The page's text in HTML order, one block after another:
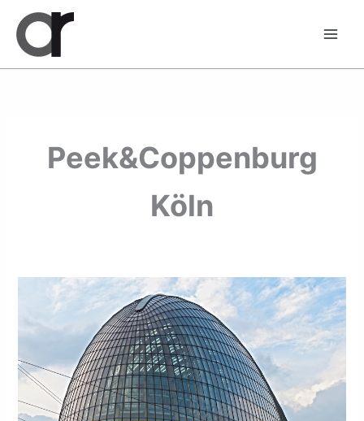
Inhalt
springen
Peek&Coppenburg
Köln